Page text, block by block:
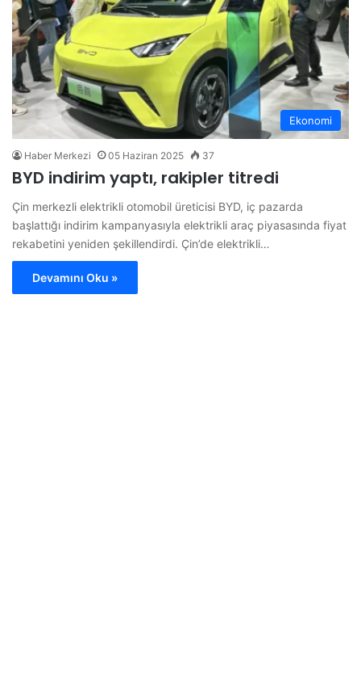
Ekonomi
Haber Merkezi 05 Haziran 2025 37
BYD indirim yaptı, rakipler titredi
Çin merkezli elektrikli otomobil üreticisi BYD, iç pazarda
başlattığı indirim kampanyasıyla elektrikli araç piyasasında fiyat
rekabetini yeniden şekillendirdi. Çin’de elektrikli…
Devamını Oku »